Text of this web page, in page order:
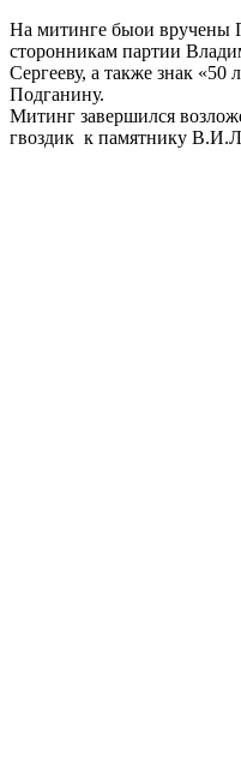
На митинге быои вручены
сторонникам партии
Сергееву, а также знак «50
Подганину.
Митинг завершился
гвоздик к памятнику